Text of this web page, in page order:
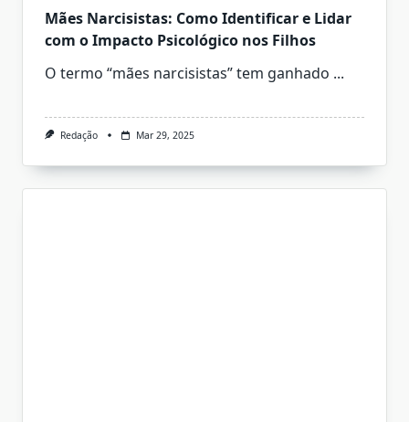
Mães Narcisistas: Como Identificar e Lidar
com o Impacto Psicológico nos Filhos
O termo “mães narcisistas” tem ganhado ...
Redação Mar 29, 2025